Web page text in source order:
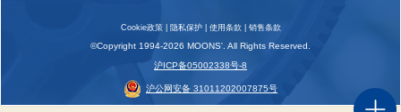
Cookie政策| 隐私保护| 使用条款| 销售条款
©Copyright 1994-2026 MOONS'. All Rights Reserved.
沪ICP备05002338号-8
沪公网安备 31011202007875号